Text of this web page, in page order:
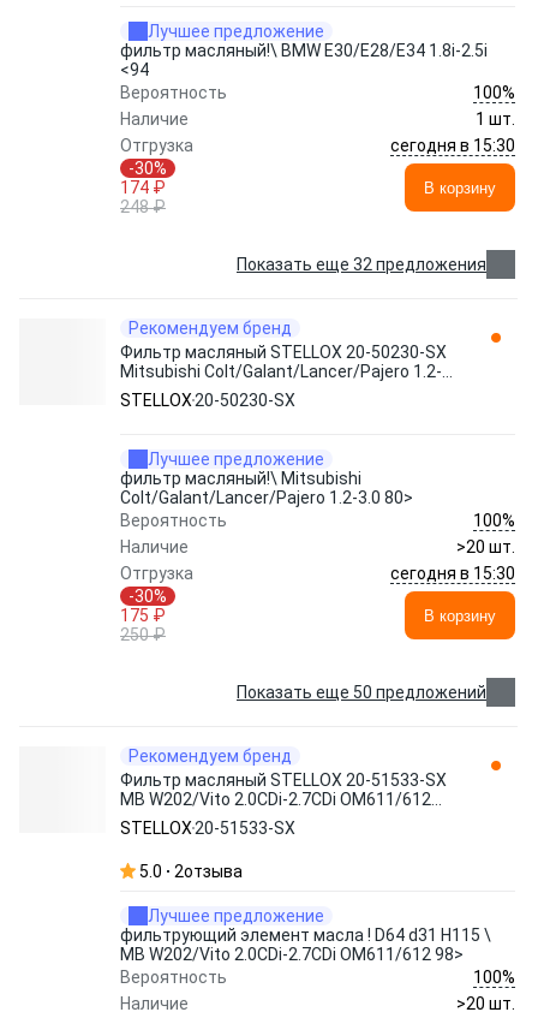
Лучшее предложение
фильтр масляный!\ BMW E30/E28/E34 1.8i-2.5i
<94
Вероятность
100%
Наличие
1 шт.
Отгрузка
сегодня в 15:30
-30%
174 ₽
248 ₽
В корзину
Показать еще 32 предложения
Рекомендуем бренд
Фильтр масляный STELLOX 20-50230-SX
Mitsubishi Colt/Galant/Lancer/Pajero 1.2-
3.0 80>
STELLOX 20-50230-SX
Лучшее предложение
фильтр масляный!\ Mitsubishi
Colt/Galant/Lancer/Pajero 1.2-3.0 80>
Вероятность
100%
Наличие
>20 шт.
Отгрузка
сегодня в 15:30
-30%
175 ₽
250 ₽
В корзину
Показать еще 50 предложений
Рекомендуем бренд
Фильтр масляный STELLOX 20-51533-SX
MB W202/Vito 2.0CDi-2.7CDi OM611/612
98>
STELLOX 20-51533-SX
5.0 2отзыва
Лучшее предложение
фильтрующий элемент масла ! D64 d31 H115 \
MB W202/Vito 2.0CDi-2.7CDi OM611/612 98>
Вероятность
100%
Наличие
>20 шт.